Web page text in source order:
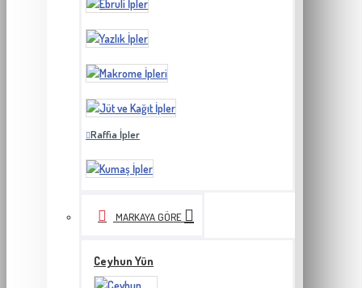
Raffia İpler
MARKAYA GÖRE
Ceyhun Yün